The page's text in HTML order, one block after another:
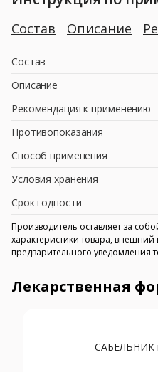
Состав Описание
Состав
Описание
Рекомендация к применению
Противопоказания
Способ применения
Условия хранения
Срок годности
Производитель оставляет за
характеристики товара,
предварительного уведомления
Лекарственная
САБЕЛЬНИК